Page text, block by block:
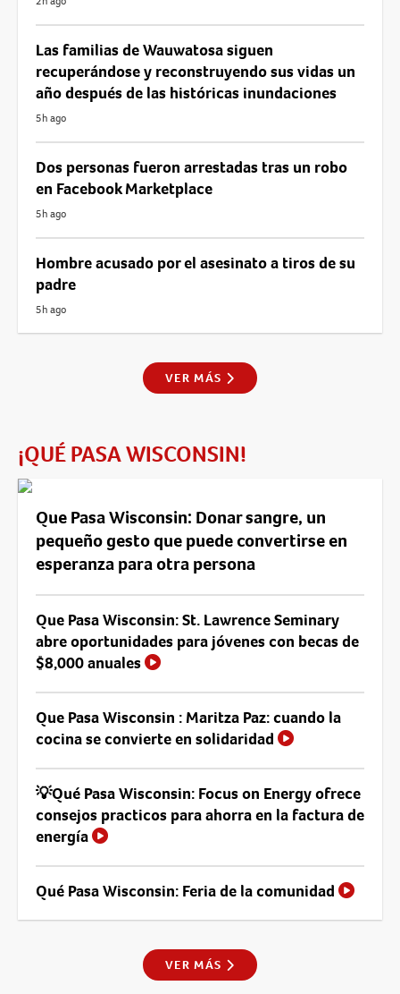
Las familias de Wauwatosa siguen
recuperándose y reconstruyendo sus vidas un
año después de las históricas inundaciones
5h ago
Dos personas fueron arrestadas tras un robo
en Facebook Marketplace
5h ago
Hombre acusado por el asesinato a tiros de su
padre
5h ago
VER MÁS
¡QUÉ PASA WISCONSIN!
Que Pasa Wisconsin: Donar sangre, un
pequeño gesto que puede convertirse en
esperanza para otra persona
Que Pasa Wisconsin: St. Lawrence Seminary
abre oportunidades para jóvenes con becas de
$8,000 anuales
Que Pasa Wisconsin : Maritza Paz: cuando la
cocina se convierte en solidaridad
💡Qué Pasa Wisconsin: Focus on Energy ofrece
consejos practicos para ahorra en la factura de
energía
Qué Pasa Wisconsin: Feria de la comunidad
VER MÁS